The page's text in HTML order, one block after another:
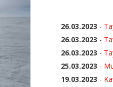
26.03.2023 -
26.03.2023 -
26.03.2023 -
25.03.2023 -
19.03.2023 -